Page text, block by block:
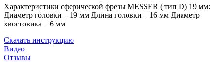
Характеристики сферической фрезы MESSER ( тип D) 19 мм:
Диаметр головки – 19 мм Длина головки – 16 мм Диаметр
хвостовика – 6 мм
Скачать инструкцию
Видео
Отзывы